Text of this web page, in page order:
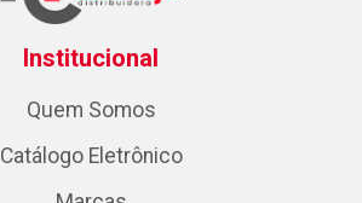
Institucional
Quem Somos
Catálogo Eletrônico